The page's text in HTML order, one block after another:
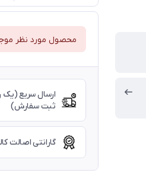
محصول مورد نظر
ارسال سریع (یک
ثبت سفارش)
گارانتی اصالت